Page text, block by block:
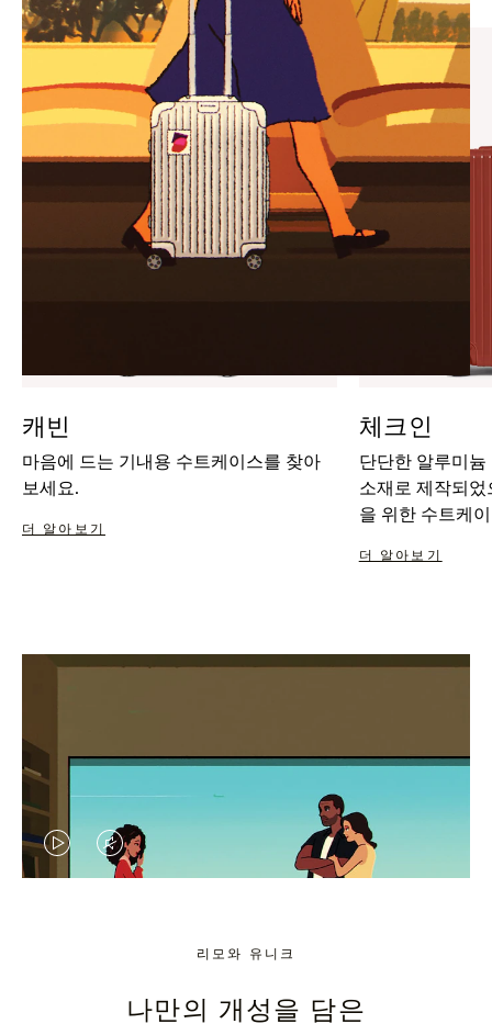
PAUSE
IT
UNMUTE
IT
캐빈
마음에 드는 기내용 수트케이스를 찾아
보세요.
더 알아보기
체크인
단단한 알루미
소재로 제작되
을 위한 수트케
더 알아보기
VIDEO
PRESS
VIDEO
MUTED,
PRESS
리모와 유니크
나만의 개성을 담은